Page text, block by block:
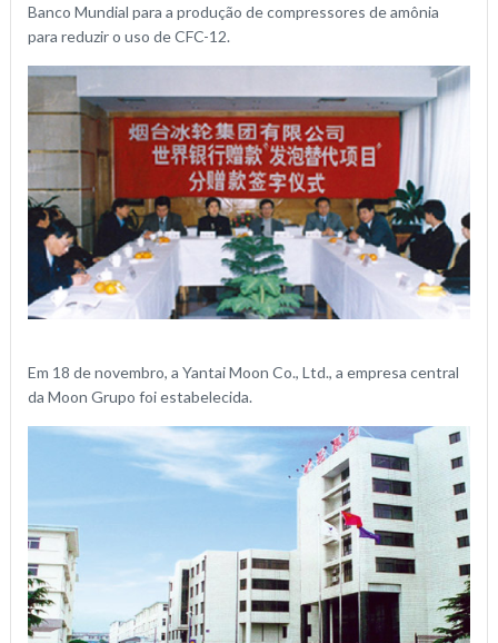
Banco Mundial para a produção de compressores de amônia
para reduzir o uso de CFC-12.
Em 18 de novembro, a Yantai Moon Co., Ltd., a empresa central
da Moon Grupo foi estabelecida.